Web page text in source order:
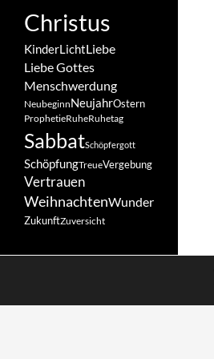
Christus
KinderLichtLiebe
Liebe Gottes
Menschwerdung
NeubeginnNeujahrOstern
ProphetieRuheRuhetag
SabbatSchöpfergott
SchöpfungTreueVergebung
Vertrauen
WeihnachtenWunder
ZukunftZuversicht